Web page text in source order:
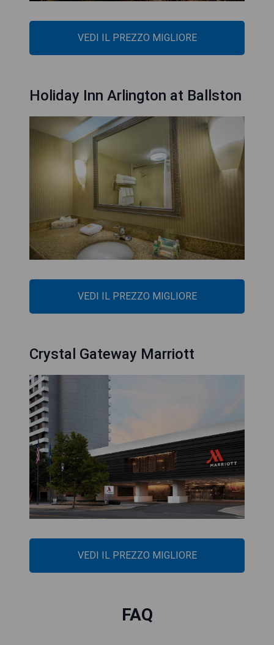
VEDI IL PREZZO MIGLIORE
Holiday Inn Arlington at Ballston
VEDI IL PREZZO MIGLIORE
Crystal Gateway Marriott
VEDI IL PREZZO MIGLIORE
FAQ